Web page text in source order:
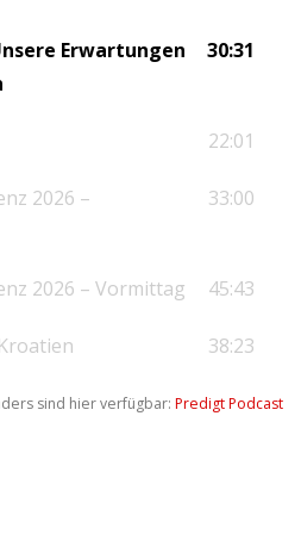
Erwartungen
30:31
22:01
2026 –
33:00
2026 – Vormittag 45:43
38:23
sind hier verfügbar: Predigt Podcast